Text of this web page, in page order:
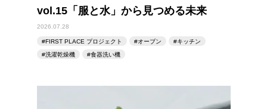
vol.15「服と水」から見つめる未来
2026.07.28
FIRST PLACE プロジェクト オーブン
キッチン
洗濯乾燥機
食器洗い機